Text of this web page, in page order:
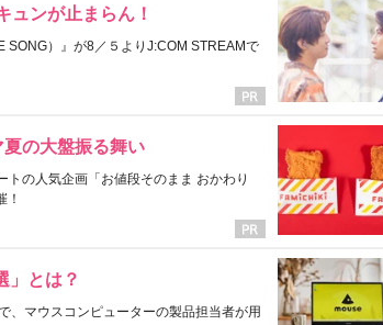
ュンが止まらん！
SONG）』が8／５よりJ:COM STREAMで
の大盤振る舞い
の人気企画「お値段そのまま おかわり
！
」とは？
、マウスコンピューターの製品担当者が用